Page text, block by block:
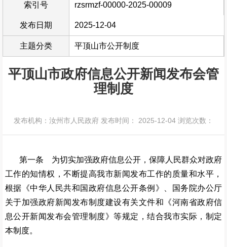
索引号 rzsrmzf-00000-2025-00009
发布日期 2025-12-04
主题分类 平顶山市公开制度
平顶山市政府信息公开新闻发布会管
理制度
发布机构：汝州市人民政府 发布时间： 2025-12-04 浏览次数：
第一条 为切实加强政府信息公开，保障人民群众对政府
工作的知情权，不断提高我市新闻发布工作的质量和水平，
根据《中华人民共和国政府信息公开条例》、国务院办公厅
关于加强政府新闻发布制度建设有关文件和《河南省政府信
息公开新闻发布会管理制度》等规定，结合我市实际，制定
本制度。